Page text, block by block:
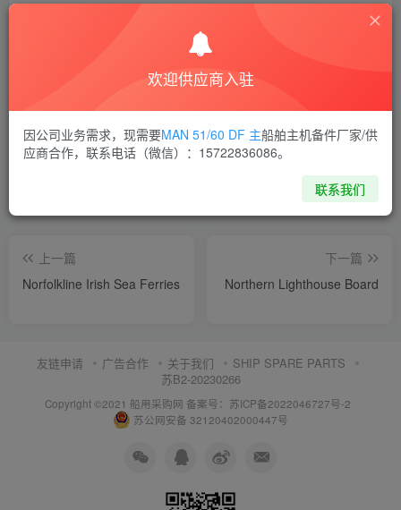
THE END
喜欢就支持一下吧
上一篇
Norfolkline Irish Sea Ferries
下一篇
Northern Lighthouse Board
友链申请 广告合作 关于我们
SHIP SPARE PARTS
苏B2-20230266
Copyright ©2021 船用采购网 备案号：苏ICP备2022046727号-2
苏公网安备 32120402000447号
欢迎供应商入驻
因公司业务需求，现需要MAN 51/60 DF 主船舶主机备件厂家/供
应商合作，联系电话（微信）：15722836086。
联系我们